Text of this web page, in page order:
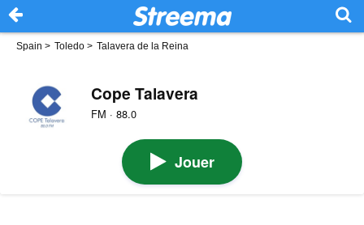
Spain > Toledo > Talavera de la Reina
Cope Talavera
FM · 88.0
Jouer